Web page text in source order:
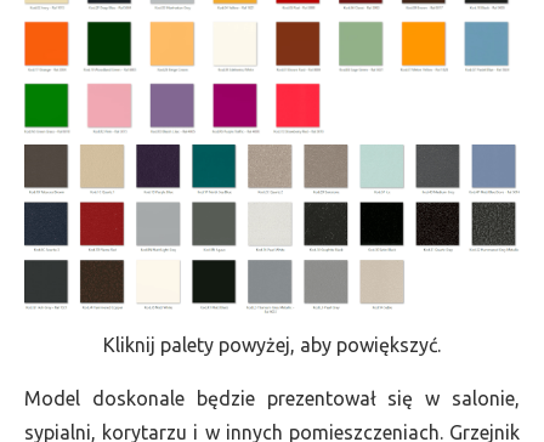
Kliknij palety powyżej, aby powiększyć.
Model doskonale będzie prezentował się w salonie,
sypialni, korytarzu i w innych pomieszczeniach. Grzejnik